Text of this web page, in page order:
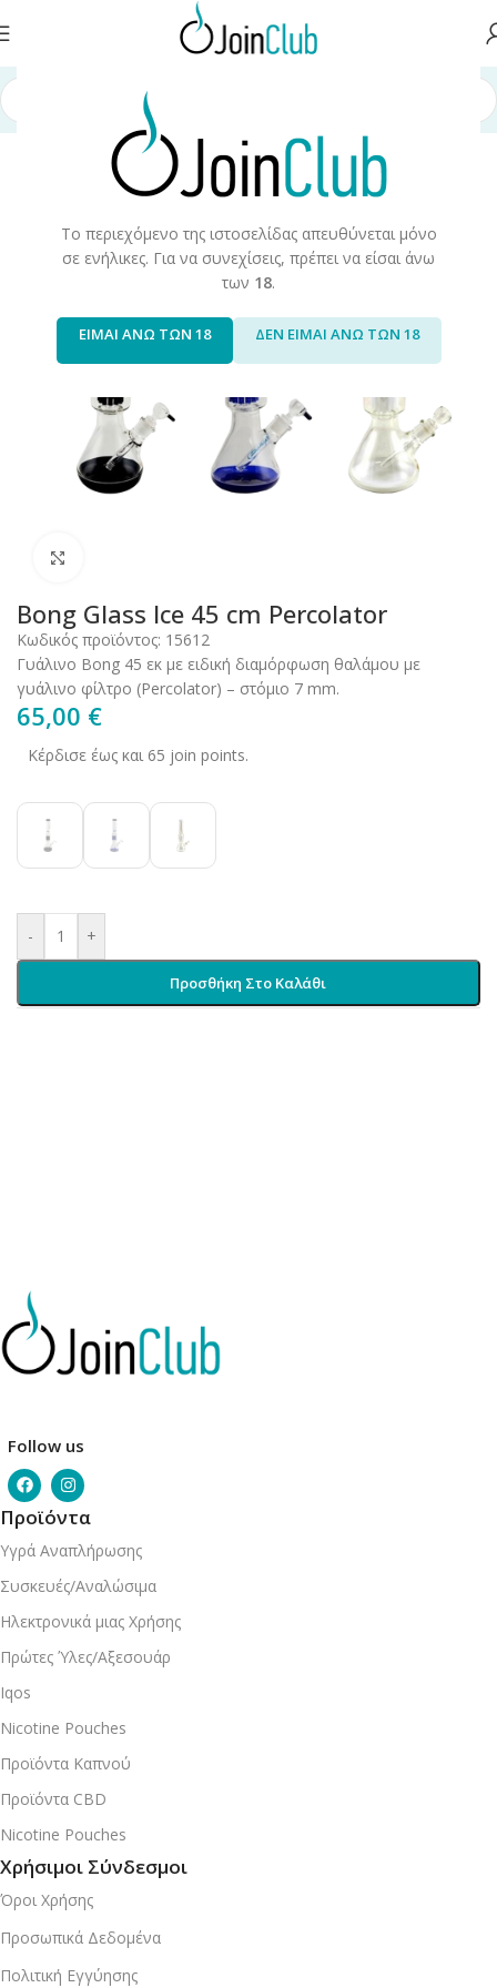
Το περιεχόμενο της ιστοσελίδας απευθύνεται μόνο
σε ενήλικες. Για να συνεχίσεις, πρέπει να είσαι άνω
των 18.
ΕΙΜΑΙ ΑΝΩ ΤΩΝ 18 ΔΕΝ ΕΙΜΑΙ ΑΝΩ ΤΩΝ 18
Προϊόντα CBD
Bong Glass Ice 45 cm Percolator
Κωδικός προϊόντος: 15612
Γυάλινο Bong 45 εκ με ειδική διαμόρφωση θαλάμου με
γυάλινο φίλτρο (Percolator) – στόμιο 7 mm.
65,00 €
Κέρδισε έως και 65 join points.
- +
Προσθήκη Στο Καλάθι
Follow us
Προϊόντα
Υγρά Αναπλήρωσης
Συσκευές/Αναλώσιμα
Ηλεκτρονικά μιας Χρήσης
Πρώτες Ύλες/Αξεσουάρ
Iqos
Nicotine Pouches
Προϊόντα Καπνού
Προϊόντα CBD
Nicotine Pouches
Χρήσιμοι Σύνδεσμοι
Όροι Χρήσης
Προσωπικά Δεδομένα
Πολιτική Εγγύησης